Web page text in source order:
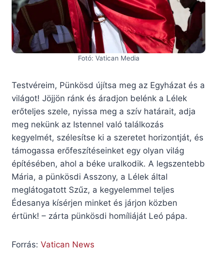
Fotó: Vatican Media
Testvéreim, Pünkösd újítsa meg az Egyházat és a
világot! Jöjjön ránk és áradjon belénk a Lélek
erőteljes szele, nyissa meg a szív határait, adja
meg nekünk az Istennel való találkozás
kegyelmét, szélesítse ki a szeretet horizontját, és
támogassa erőfeszítéseinket egy olyan világ
építésében, ahol a béke uralkodik. A legszentebb
Mária, a pünkösdi Asszony, a Lélek által
meglátogatott Szűz, a kegyelemmel teljes
Édesanya kísérjen minket és járjon közben
értünk! – zárta pünkösdi homíliáját Leó pápa.
Forrás: Vatican News